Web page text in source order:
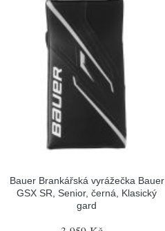
Bauer Brankářská vyrážečka Bauer
GSX SR, Senior, černá, Klasický
gard